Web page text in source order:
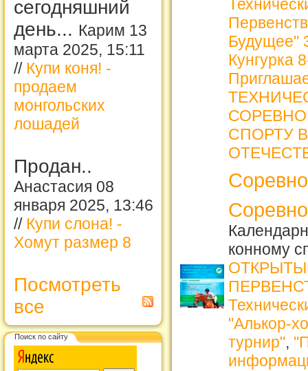
сегодняшний
день... Карим 13
марта 2025, 15:11
// Купи коня! -
продаем
монгольских
лошадей
Продан..
Анастасия 08
января 2025, 13:46
// Купи слона! -
Хомут размер 8
Посмотреть
все
Поиск по сайту
Будущее"
Кунгурка
СПОРТУ
конному
"Алькор-
турнир",